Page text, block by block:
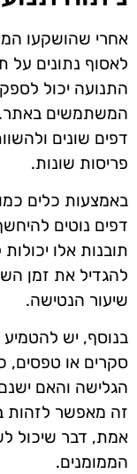
אחרי שהושקעו
לאסוף נתונים על
התנועה יכול
המשתמשים באתר.
דפים שונים
פריסות שונות.
דפים נוטים
תובנות אלו
להגדיל את זמן
שיעור הנטישה.
בנוסף, יש
סקרים או טפסים,
הגלישה והאם
זה מאפשר לזהות
אמת, דבר שיכול
הממומנים.